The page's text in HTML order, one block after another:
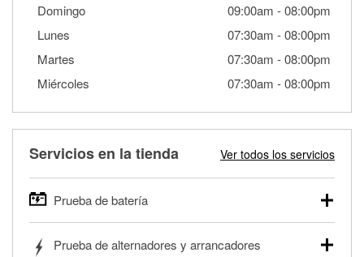
Domingo
09:00am -08:00pm
Lunes
07:30am -08:00pm
Martes
07:30am -08:00pm
Miércoles
07:30am -08:00pm
Servicios en la tienda Ver todos los servicios
Prueba de batería
autos, camionetas, SUVs, vehículos comerciales y
Prueba de alternadores y arrancadores